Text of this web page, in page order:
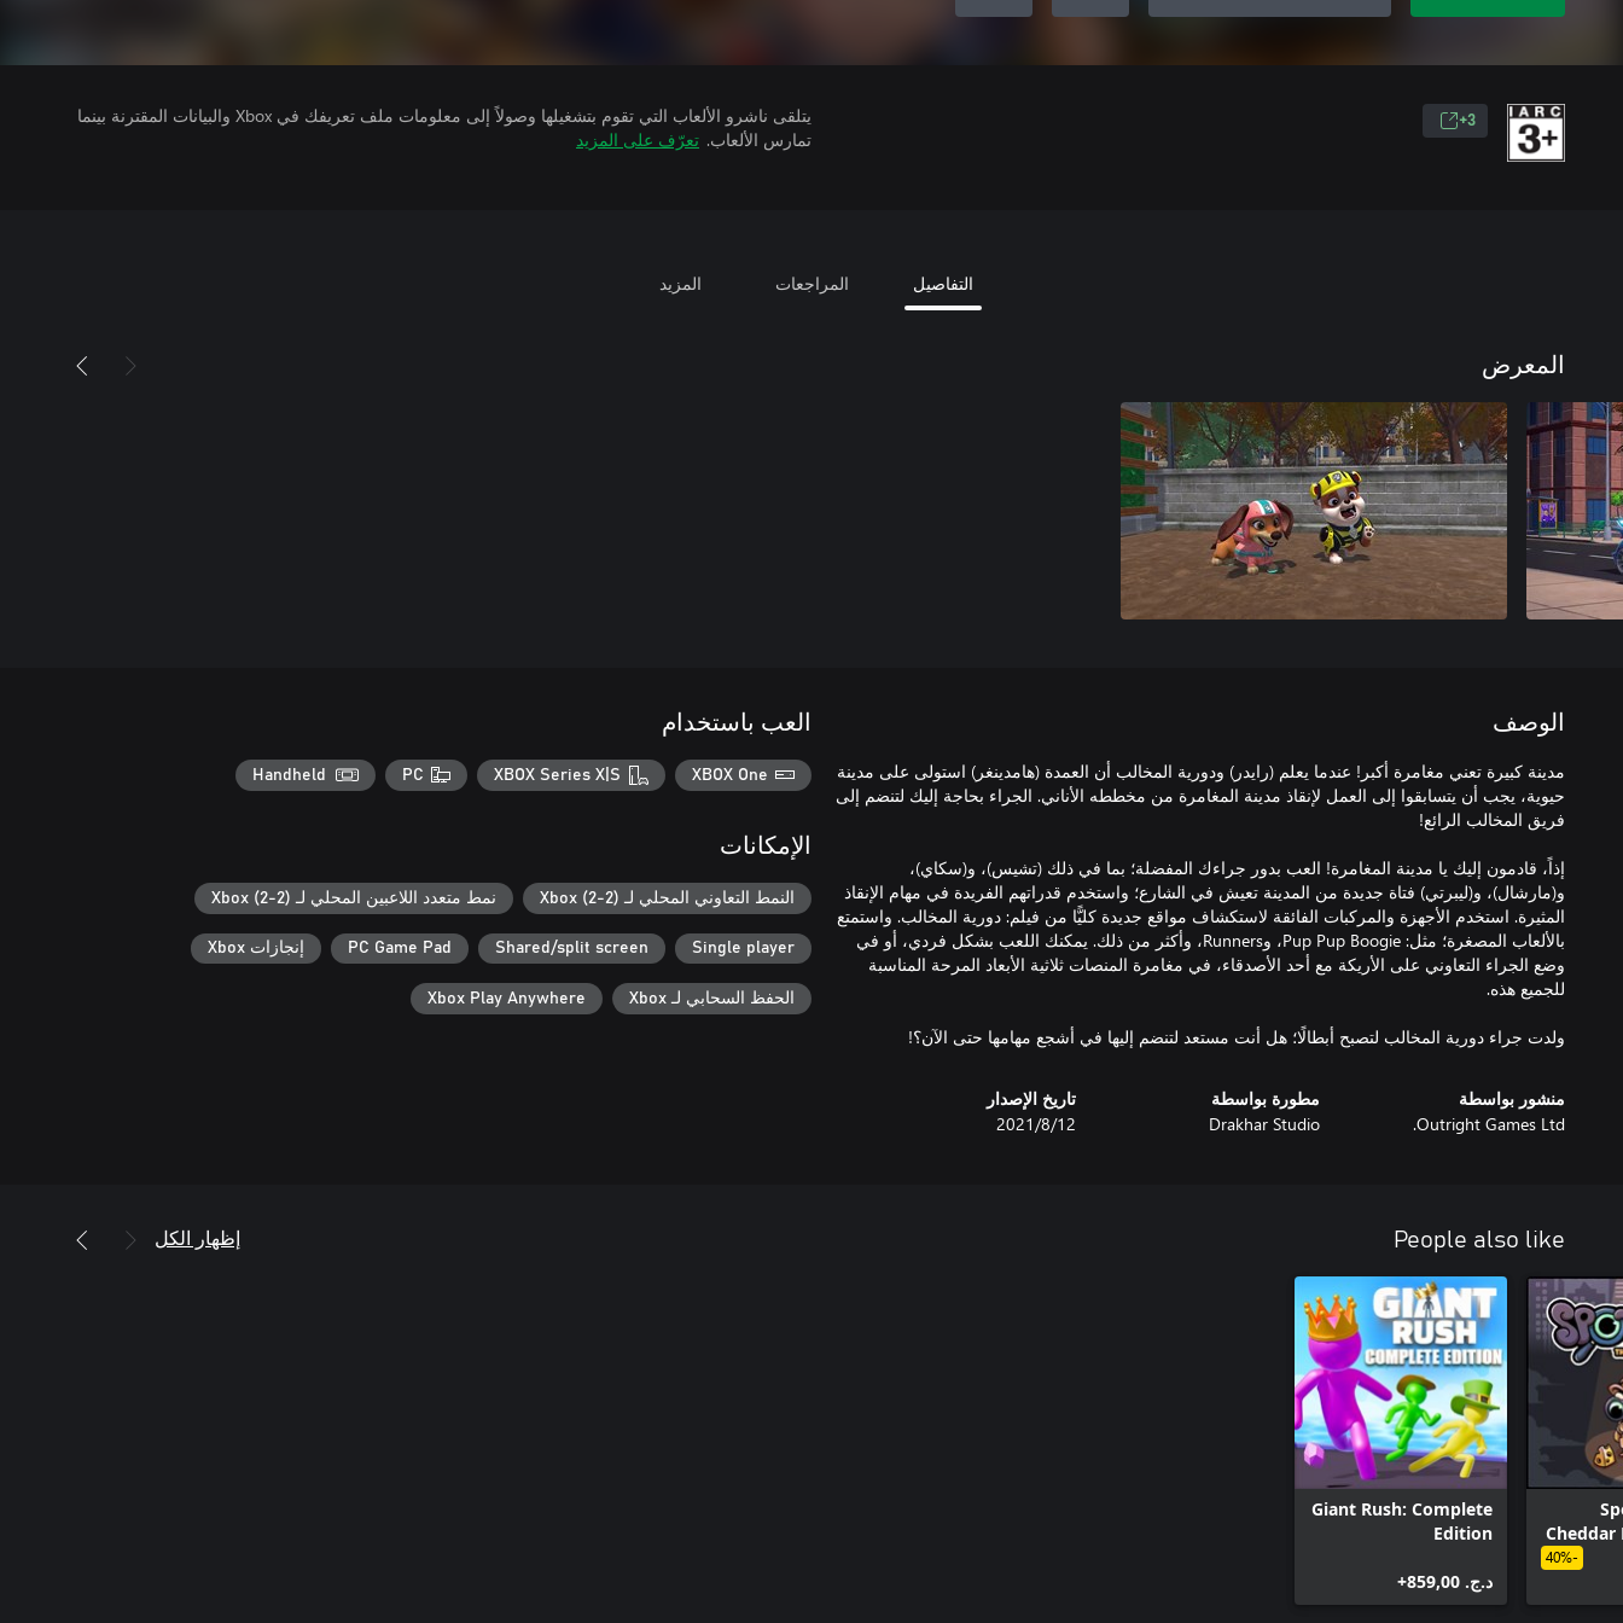
3+
يتلقى ناشرو الألعاب التي تقوم بتشغيلها وصولاً إلى معلومات ملف تعريفك في Xbox والبيانات المقترنة بينما
تمارس الألعاب. تعرّف على المزيد
التفاصيل المراجعات المزيد
المعرض
الوصف
مدينة كبيرة تعني مغامرة أكبر! عندما يعلم (رايدر) ودورية المخالب أن العمدة (هامدينغر) استولى على مدينة
حيوية، يجب أن يتسابقوا إلى العمل لإنقاذ مدينة المغامرة من مخططه الأناني. الجراء بحاجة إليك لتنضم إلى
إذاً، قادمون إليك يا مدينة المغامرة! العب بدور جراءك المفضلة؛ بما في ذلك (تشيس)، و(سكاي)،
و(مارشال)، و(ليبرتي) فتاة جديدة من المدينة تعيش في الشارع؛ واستخدم قدراتهم الفريدة في مهام الإنقاذ
المثيرة. استخدم الأجهزة والمركبات الفائقة لاستكشاف مواقع جديدة كليًّا من فيلم: دورية المخالب. واستمتع
بالألعاب المصغرة؛ مثل: Pup Pup Boogie، وRunners، وأكثر من ذلك. يمكنك اللعب بشكل فردي، أو في
وضع الجراء التعاوني على الأريكة مع أحد الأصدقاء، في مغامرة المنصات ثلاثية الأبعاد المرحة المناسبة
ولدت جراء دورية المخالب لتصبح أبطالًا؛ هل أنت مستعد لتنضم إليها في أشجع مهامها حتى الآن؟!
منشور بواسطة
Outright Games Ltd.
مطورة بواسطة
Drakhar Studio
تاريخ الإصدار
12‏/8‏/2021
العب باستخدام
XBOX One
XBOX Series X|S
PC
Handheld
الإمكانات
النمط التعاوني المحلي لـ Xbox (2-2) نمط متعدد اللاعبين المحلي لـ Xbox (2-2)
Single player
Shared/split screen
PC Game Pad إنجازات Xbox
الحفظ السحابي لـ Xbox Xbox Play Anywhere
People also like إظهار الكل
Cheddar
-40%
Giant Rush: Complete
Edition
د.ج.‏ 859,00+